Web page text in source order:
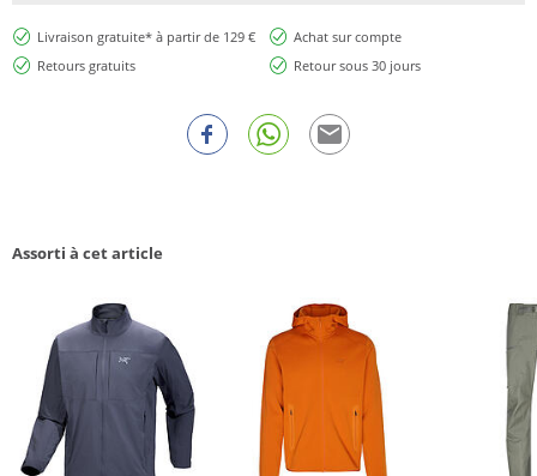
Livraison gratuite* à partir de 129 €
Achat sur compte
Retours gratuits
Retour sous 30 jours
Assorti à cet article